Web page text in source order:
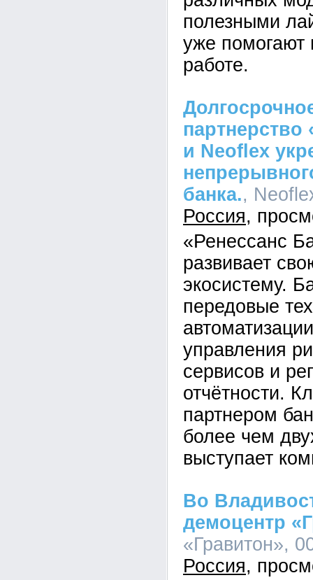
полезными
уже помогают
работе.
партнерство
и Neoflex
банка.,
Россия
«Ренессанс
развивает
экосистему.
передовые
управления
сервисов и
отчётности.
партнером
более чем
выступает
Во
демоцентр
«Гравитон»,
Россия